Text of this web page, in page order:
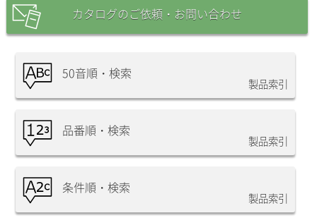
カタログのご依頼・お問い合わせ
50音順・検索
製品索引
品番順・検索
製品索引
条件順・検索
製品索引